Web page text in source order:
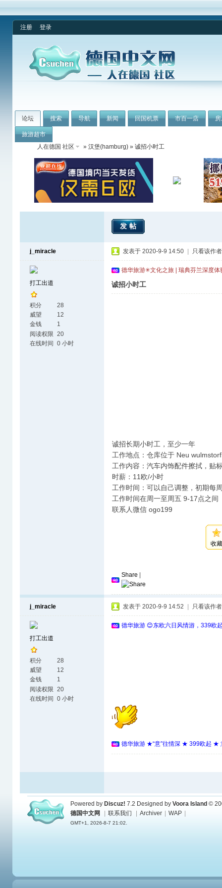
注册 登录
论坛 搜索 导航 新闻 回国机票 市百一店
旅游超市
人在德国 社区
» 汉堡(hamburg) » 诚招小时工
发帖
j_miracle
打工出道
积分
28
威望
12
金钱
1
阅读权限 20
在线时间 0 小时
发表于 2020-9-9 14:50 只看该作者
德华旅游✳文化之旅 | 瑞典芬兰深度
诚招小时工
诚招长期小时工，至少一年
工作地点：仓库位于 Neu
工作内容：汽车内饰配件擦拭，贴
时薪：11欧/小时
工作时间：可以自己调整，初期每
工作时间在周一至周五 9-17点之间
联系人微信 ogo199
收
Share
j_miracle
打工出道
积分
28
威望
12
金钱
1
阅读权限 20
在线时间 0 小时
发表于 2020-9-9 14:52 只看该作者
德华旅游 😊东欧六日风情游，339欧
德华旅游 ★“意”往情深 ★ 399欧起 ★
Powered by Discuz! 7.2 Designed by Voora Island ©
德国中文网
联系我们 Archiver WAP
GMT+1, 2026-8-7 21:02.